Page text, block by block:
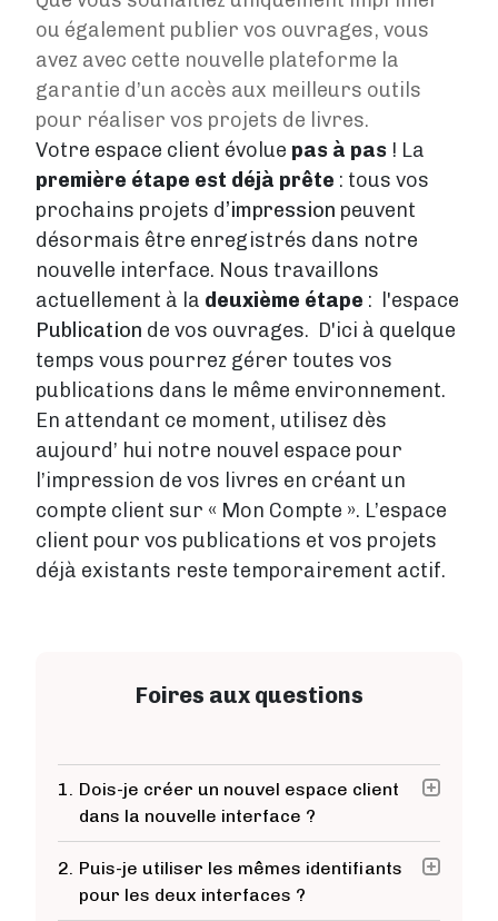
ou également publier vos ouvrages, vous
avez avec cette nouvelle plateforme la
garantie d’un accès aux meilleurs outils
pour réaliser vos projets de livres.
Votre espace client évolue pas à pas ! La
première étape est déjà prête : tous vos
prochains projets d’impression peuvent
désormais être enregistrés dans notre
nouvelle interface. Nous travaillons
actuellement à la deuxième étape : l'espace
Publication de vos ouvrages. D'ici à quelque
temps vous pourrez gérer toutes vos
publications dans le même environnement.
En attendant ce moment, utilisez dès
aujourd’ hui notre nouvel espace pour
l’impression de vos livres en créant un
compte client sur « Mon Compte ». L’espace
client pour vos publications et vos projets
déjà existants reste temporairement actif.
Foires aux questions
1. Dois-je créer un nouvel espace client
dans la nouvelle interface ?
2. Puis-je utiliser les mêmes identifiants
pour les deux interfaces ?